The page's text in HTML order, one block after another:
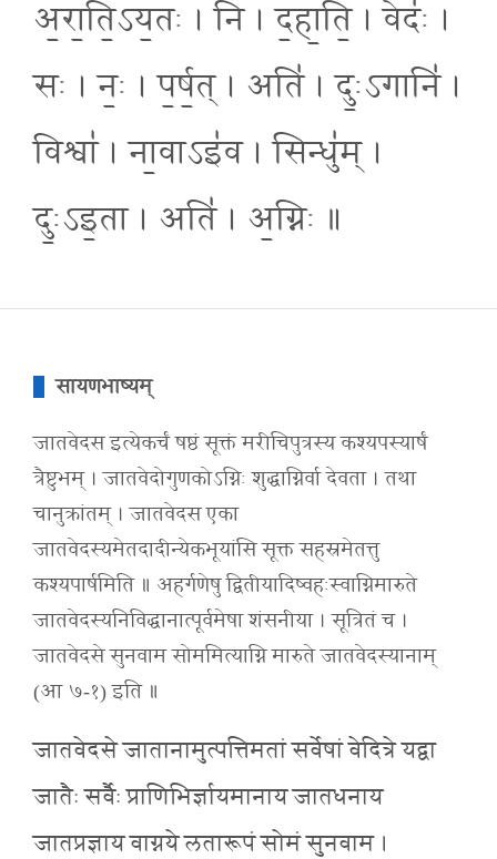
अ॒रा॒ति॒ऽय॒तः । नि । द॒हा॒ति॒ । वेदः॑ ।
सः । नः॒ । प॒र्ष॒त् । अति॑ । दुः॒ऽगानि॑ ।
विश्वा॑ । ना॒वाऽइ॑व । सिन्धु॑म् ।
दुः॒ऽइ॒ता । अति॑ । अ॒ग्निः ॥
सायणभाष्यम्
जातवेदस इत्येकर्चं षष्ठं सूक्तं मरीचिपुत्रस्य कश्यपस्यार्षं
त्रैष्टुभम् । जातवेदोगुणकोऽग्निः शुद्धाग्निर्वा देवता । तथा
चानुक्रांतम् । जातवेदस एका
जातवेदस्यमेतदादीन्येकभूयांसि सूक्त सहस्रमेतत्तु
कश्यपार्षमिति ॥ अहर्गणेषु द्वितीयादिष्वहःस्वाग्निमारुते
जातवेदस्यनिविद्धानात्पूर्वमेषा शंसनीया । सूत्रितं च ।
जातवेदसे सुनवाम सोममित्याग्नि मारुते जातवेदस्यानाम्
(आ ७-१) इति ॥
जातवेदसे जातानामुत्पत्तिमतां सर्वेषां वेदित्रे यद्वा
जातैः सर्वैः प्राणिभिर्ज्ञायमानाय जातधनाय
जातप्रज्ञाय वाग्नये लतारूपं सोमं सुनवाम ।